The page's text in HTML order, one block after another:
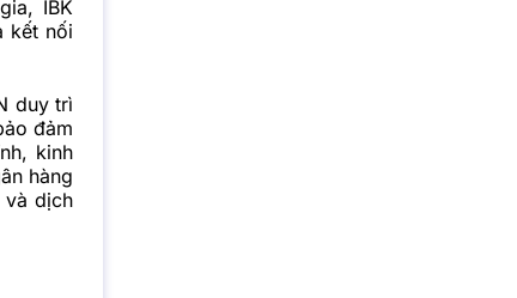
IBK
kết nối
duy trì
đảm
kinh
hàng
và dịch